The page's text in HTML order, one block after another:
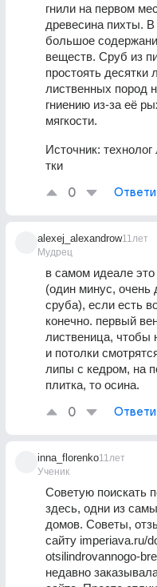
гнили на первом
древесина пихты.
большое
веществ. Сруб из
простоять десятки
лиственных пород
гниению из-за её
мягкости.
Источник:
тки
0
alexej_alexandrow
Мудрец
11лет
в самом идеале
(один минус, очень
сруба), если есть
конечно. первый
лиственица, чтобы
и потолки
липы с кедром, на
плитка, то осина.
0
inna_florenko
Ученик
11лет
Советую поискать
здесь, одни из
домов. Советы,
сайту imperiava.ru/
otsilindrovannogo-
недавно